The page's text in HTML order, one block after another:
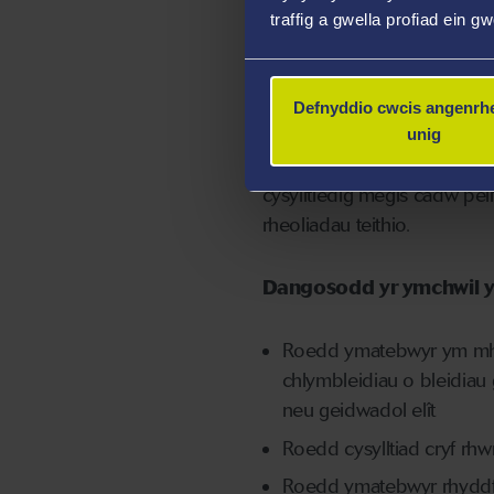
traffig a gwella profiad ein
Defnyddio cwcis
unig
Yn hollbwysig,
clymblaid o bleidiau
Byd.
Gofynnwyd i gyfranogwyr
cysylltiedig megis cadw
rheoliadau teithio.
Dangosodd yr ymchwil
Roedd ymatebwyr ym
chlymbleidiau o bleidiau
neu geidwadol elît
Roedd cysylltiad cryf
Roedd ymatebwyr